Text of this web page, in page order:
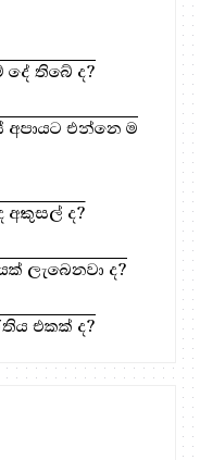
තිබේ ද?
එන්නෙ ම
අකුසල් ද?
ලැබෙනවා ද?
එකක් ද?